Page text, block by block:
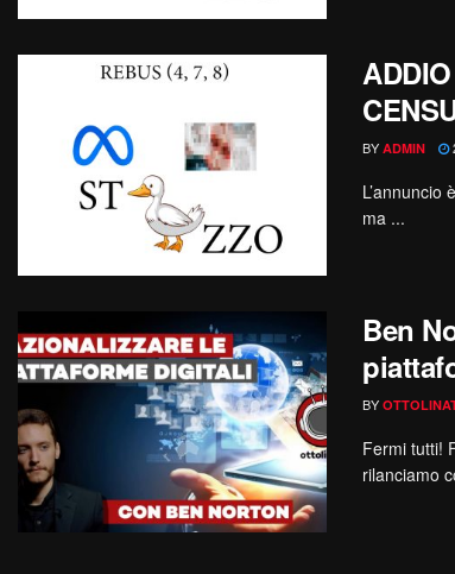
BY ADMIN
ma ...
Ben
BY
Fermi tutti!
rilanciamo